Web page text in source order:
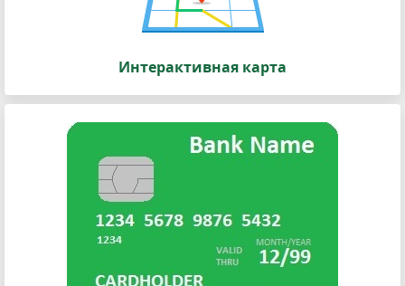
Интерактивная карта